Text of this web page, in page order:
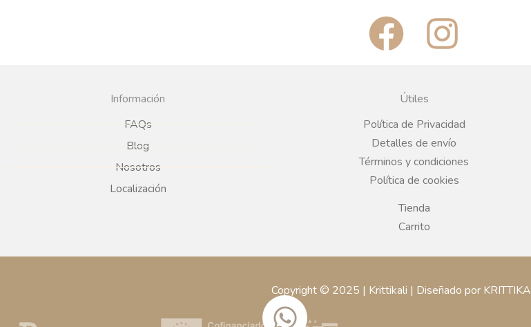
F
a
c
e
b
o
o
k
I
n
t
a
a
m
Información
FAQs
Blog
Nosotros
Localización
Útiles
Política de Privacidad
Detalles de envío
Términos y condiciones
Política de cookies
Tienda
Carrito
Copyright © 2025 | Krittikali | Diseñado por